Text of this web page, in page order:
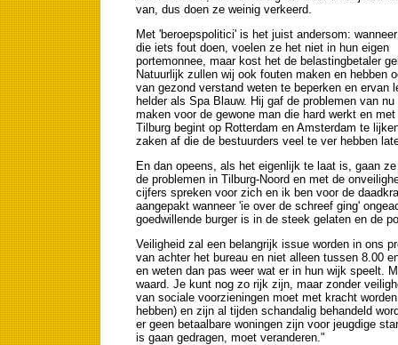
van, dus doen ze weinig verkeerd.
Met 'beroepspolitici' is het juist andersom: wanneer
die iets fout doen, voelen ze het niet in hun eigen
portemonnee, maar kost het de belastingbetaler
Natuurlijk zullen wij ook fouten maken en hebben
van gezond verstand weten te beperken en
helder als Spa Blauw. Hij gaf de problemen van
maken voor de gewone man die hard werkt en
Tilburg begint op Rotterdam en Amsterdam te
zaken af die de bestuurders veel te ver hebben
En dan opeens, als het eigenlijk te laat is, gaan
de problemen in Tilburg-Noord en met de
cijfers spreken voor zich en ik ben voor de
aangepakt wanneer 'ie over de schreef ging'
goedwillende burger is in de steek gelaten en de
Veiligheid zal een belangrijk issue worden in ons
van achter het bureau en niet alleen tussen 8.00
en weten dan pas weer wat er in hun wijk speelt.
waard. Je kunt nog zo rijk zijn, maar zonder
van sociale voorzieningen moet met kracht
hebben) en zijn al tijden schandalig behandeld
er geen betaalbare woningen zijn voor jeugdige
is gaan gedragen, moet veranderen."